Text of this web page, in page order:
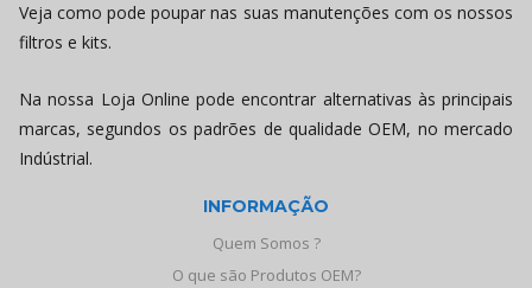
Veja como pode poupar nas suas manutenções com os nossos
filtros e kits.
Na nossa Loja Online pode encontrar alternativas às principais
marcas, segundos os padrões de qualidade OEM, no mercado
Indústrial.
INFORMAÇÃO
Quem Somos ?
O que são Produtos OEM?